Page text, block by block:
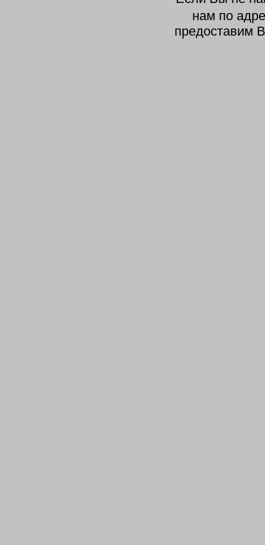
нам по
предоставим